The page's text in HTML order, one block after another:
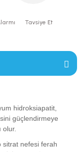
Tavsiye Et
hidroksiapatit,
güçlendirmeye
olur.
sitrat nefesi ferah